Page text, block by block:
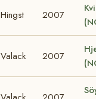
Hingst 2007
Valack 2007